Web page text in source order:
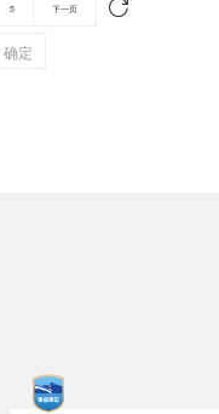
5 下一页
确定